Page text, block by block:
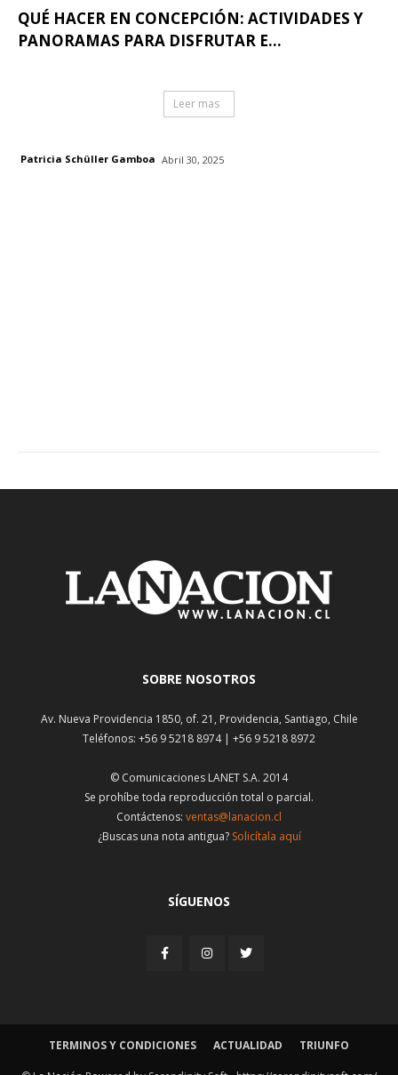
QUÉ HACER EN CONCEPCIÓN: ACTIVIDADES Y
PANORAMAS PARA DISFRUTAR E...
Leer mas
Patricia Schüller Gamboa Abril 30, 2025
SOBRE NOSOTROS
Av. Nueva Providencia 1850, of. 21, Providencia, Santiago, Chile
Teléfonos: +56 9 5218 8974 | +56 9 5218 8972
© Comunicaciones LANET S.A. 2014
Se prohíbe toda reproducción total o parcial.
Contáctenos: ventas@lanacion.cl
¿Buscas una nota antigua? Solicítala aquí
SÍGUENOS
TERMINOS Y CONDICIONES ACTUALIDAD TRIUNFO